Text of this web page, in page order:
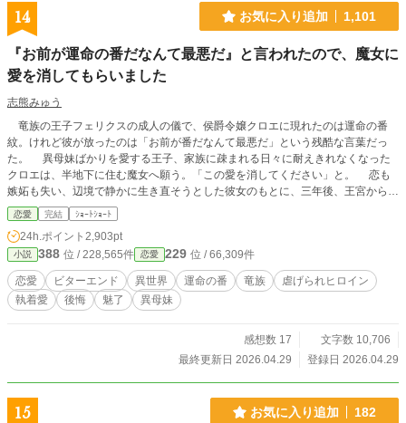
14 お気に入り追加 1,101
『お前が運命の番だなんて最悪だ』と言われたので、魔女に
愛を消してもらいました
志熊みゅう
竜族の王子フェリクスの成人の儀で、侯爵令嬢クロエに現れたのは運命の番
紋。けれど彼が放ったのは「お前が番だなんて最悪だ」という残酷な言葉だっ
た。 異母妹ばかりを愛する王子、家族に疎まれる日々に耐えきれなくなった
クロエは、半地下に住む魔女へ願う。「この愛を消してください」と。 恋も
嫉妬も失い、辺境で静かに生き直そうとした彼女のもとに、三年後、王宮から使
者が現れる。異母妹の魅了が暴かれ、王子は今さら真実の愛を誓うが、クロエの
心にはもう何も響かない。愛されなかった令嬢と、愛を取り戻したい竜王子。番
たちの行く末は――。
恋愛 完結 ｼｮｰﾄｼｮｰﾄ
24h.ポイント 2,903pt
小説 388 位 / 228,565件 恋愛 229 位 / 66,309件
恋愛 ビターエンド 異世界 運命の番 竜族
虐げられヒロイン
執着愛
後悔 魅了 異母妹
感想数 17
文字数 10,706
最終更新日 2026.04.29
登録日 2026.04.29
15 お気に入り追加 182